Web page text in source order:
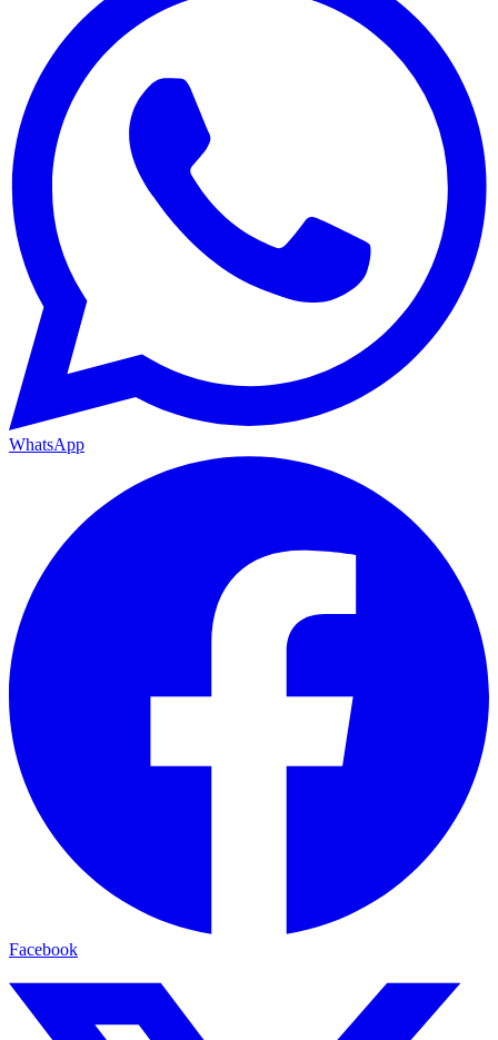
WhatsApp
Facebook